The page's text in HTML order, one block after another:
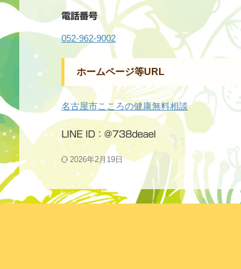
電話番号
052-962-9002
ホームページ等URL
名古屋市こころの健康無料相談
LINE ID：@738deael
2026年2月19日